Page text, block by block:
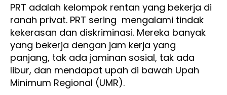
PRT adalah kelompok rentan yang bekerja di
ranah privat. PRT sering mengalami tindak
kekerasan dan diskriminasi. Mereka banyak
yang bekerja dengan jam kerja yang
panjang, tak ada jaminan sosial, tak ada
libur, dan mendapat upah di bawah Upah
Minimum Regional (UMR).